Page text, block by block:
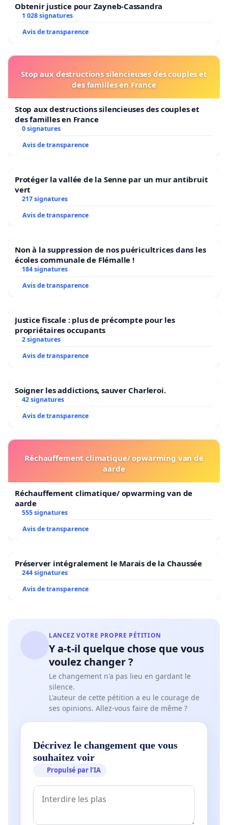
Obtenir justice pour Zayneb-Cassandra
1 028 signatures
Avis de transparence
Stop aux destructions silencieuses des couples et
des familles en France
Stop aux destructions silencieuses des couples et
des familles en France
0 signatures
Avis de transparence
Protéger la vallée de la Senne par un mur antibruit
vert
217 signatures
Avis de transparence
Non à la suppression de nos puéricultrices dans les
écoles communale de Flémalle !
184 signatures
Avis de transparence
Justice fiscale : plus de précompte pour les
propriétaires occupants
2 signatures
Avis de transparence
Soigner les addictions, sauver Charleroi.
42 signatures
Avis de transparence
Réchauffement climatique/ opwarming van de
aarde
Réchauffement climatique/ opwarming van de
aarde
555 signatures
Avis de transparence
Préserver intégralement le Marais de la Chaussée
244 signatures
Avis de transparence
LANCEZ VOTRE PROPRE PÉTITION
Y a-t-il quelque chose que vous
voulez changer ?
Le changement n'a pas lieu en gardant le
silence.
L'auteur de cette pétition a eu le courage de
ses opinions. Allez-vous faire de même ?
Décrivez le changement que vous
souhaitez voir
Propulsé par l’IA